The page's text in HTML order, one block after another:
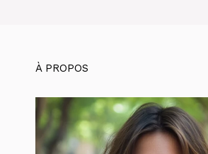
À PROPOS